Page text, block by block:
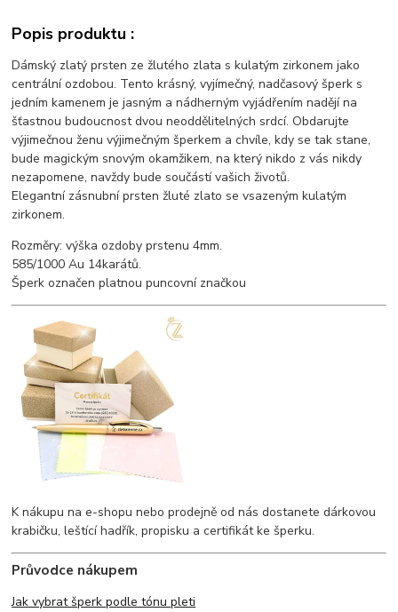
Popis produktu :
Dámský zlatý prsten ze žlutého zlata s kulatým zirkonem jako
centrální ozdobou. Tento krásný, vyjímečný, nadčasový šperk s
jedním kamenem je jasným a nádherným vyjádřením nadějí na
šťastnou budoucnost dvou neoddělitelných srdcí. Obdarujte
výjimečnou ženu výjimečným šperkem a chvíle, kdy se tak stane,
bude magickým snovým okamžikem, na který nikdo z vás nikdy
nezapomene, navždy bude součástí vašich životů.
Elegantní zásnubní prsten žluté zlato se vsazeným kulatým
zirkonem.
Rozměry: výška ozdoby prstenu 4mm.
585/1000 Au 14karátů.
Šperk označen platnou puncovní značkou
K nákupu na e-shopu nebo prodejně od nás dostanete dárkovou
krabičku, leštící hadřík, propisku a certifikát ke šperku.
Průvodce nákupem
Jak vybrat šperk podle tónu pleti